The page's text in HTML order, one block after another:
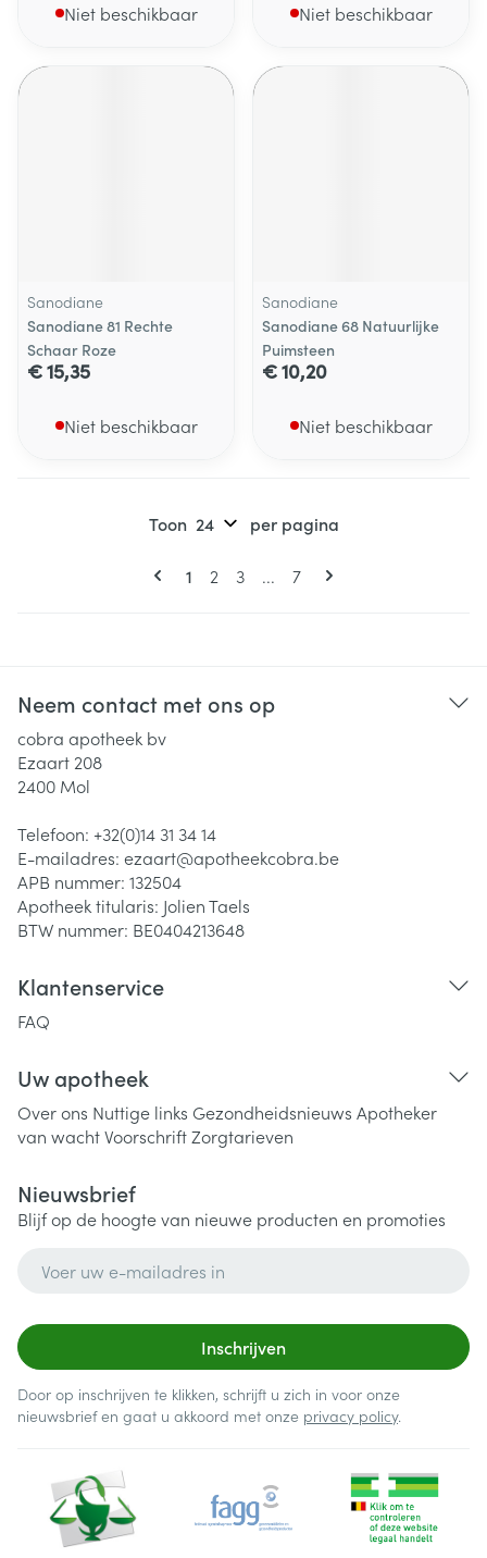
Niet beschikbaar Niet beschikbaar
Sanodiane
Sanodiane 81 Rechte
Schaar Roze
€ 15,35
Niet beschikbaar
Sanodiane
Sanodiane 68 Natuurlijke
Puimsteen
€ 10,20
Niet beschikbaar
Pagina's
U lees momenteel pagina
1 Pagina
2 Pagina
3 ... Pagina
7
Toon per pagina
Neem contact met ons op
cobra apotheek bv
Ezaart 208
2400 Mol
Telefoon: +32(0)14 31 34 14
E-mailadres: ezaart@apotheekcobra.be
APB nummer: 132504
Apotheek titularis: Jolien Taels
BTW nummer: BE0404213648
Klantenservice
FAQ
Uw apotheek
Over ons Nuttige links Gezondheidsnieuws Apotheker
van wachtVoorschriftZorgtarieven
Nieuwsbrief
Blijf op de hoogte van nieuwe producten en promoties
Inschrijven
Door op inschrijven te klikken, schrijft u zich in voor onze
nieuwsbrief en gaat u akkoord met onze privacy policy.